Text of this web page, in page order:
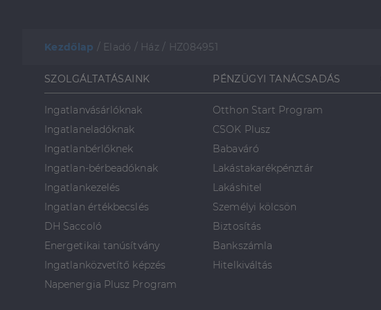
Kezdőlap / Eladó / Ház / HZ084951
SZOLGÁLTATÁSAINK
Ingatlanvásárlóknak
Ingatlaneladóknak
Ingatlanbérlőknek
Ingatlan-bérbeadóknak
Ingatlankezelés
Ingatlan értékbecslés
DH Saccoló
Energetikai tanúsítvány
Ingatlanközvetítő képzés
Napenergia Plusz Program
PÉNZÜGYI TANÁCSADÁS
Otthon Start Program
CSOK Plusz
Babaváró
Lakástakarékpénztár
Lakáshitel
Személyi kölcsön
Biztosítás
Bankszámla
Hitelkiváltás